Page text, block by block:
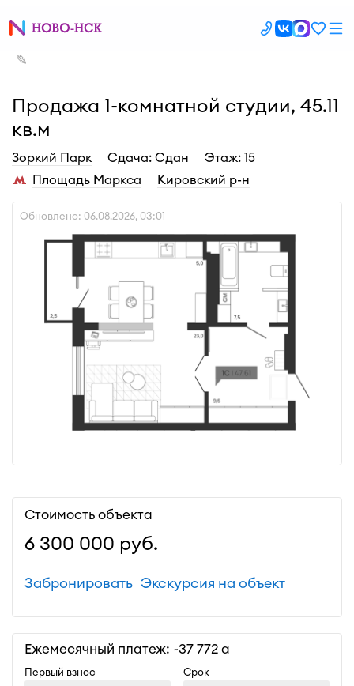
✎
Продажа 1-комнатной студии, 45.11
кв.м
Зоркий Парк Cдача: Сдан
Этаж: 15
Площадь Маркса
Кировский р-н
Обновлено: 06.08.2026, 03:01
Стоимость объекта
6 300 000 руб.
Экскурсия на объект
Забронировать
Ежемесячный платеж: ~37 772
Первый взнос
Срок